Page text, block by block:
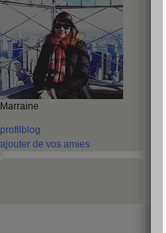
Marraine
profil blog
ajouter de vos amies